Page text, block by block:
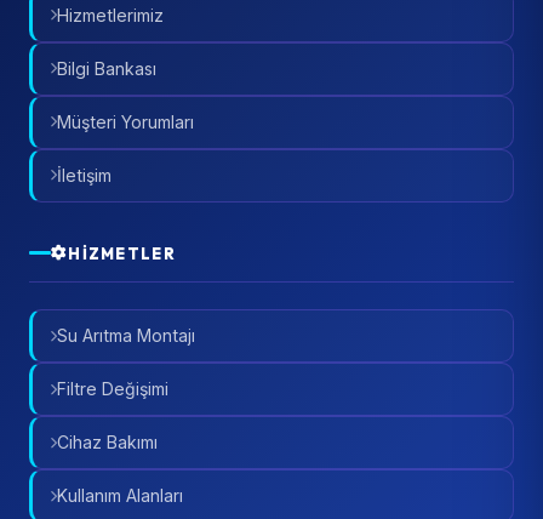
Hizmetlerimiz
Bilgi Bankası
Müşteri Yorumları
İletişim
HIZMETLER
Su Arıtma Montajı
Filtre Değişimi
Cihaz Bakımı
Kullanım Alanları